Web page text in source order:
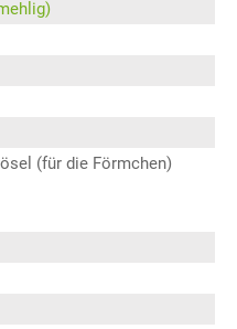
(für die Förmchen)